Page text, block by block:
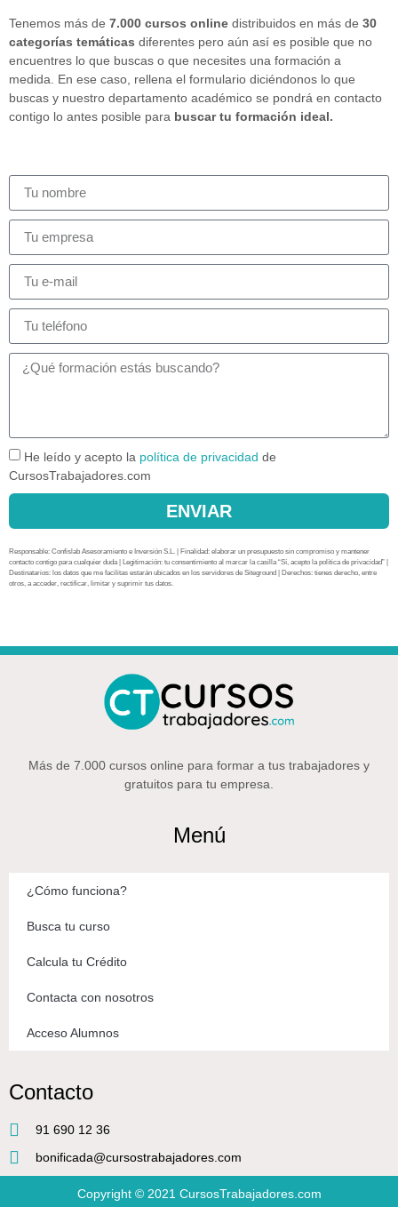
Tenemos más de 7.000 cursos online distribuidos en más de 30
categorías temáticas diferentes pero aún así es posible que no
encuentres lo que buscas o que necesites una formación a
medida. En ese caso, rellena el formulario diciéndonos lo que
buscas y nuestro departamento académico se pondrá en contacto
contigo lo antes posible para buscar tu formación ideal.
He leído y acepto la política de privacidad de
CursosTrabajadores.com
ENVIAR
Responsable: Confislab Asesoramiento e Inversión S.L. | Finalidad: elaborar un presupuesto sin compromiso y mantener
contacto contigo para cualquier duda | Legitimación: tu consentimiento al marcar la casilla “Sí, acepto la política de privacidad” |
Destinatarios: los datos que me facilitas estarán ubicados en los servidores de Siteground | Derechos: tienes derecho, entre
otros, a acceder, rectificar, limitar y suprimir tus datos.
Más de 7.000 cursos online para formar a tus trabajadores y
gratuitos para tu empresa.
Menú
¿Cómo funciona?
Busca tu curso
Calcula tu Crédito
Contacta con nosotros
Acceso Alumnos
Contacto
91 690 12 36
bonificada@cursostrabajadores.com
Copyright © 2021 CursosTrabajadores.com